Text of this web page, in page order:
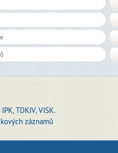
IPK TDKIV, VISK.
záznamů